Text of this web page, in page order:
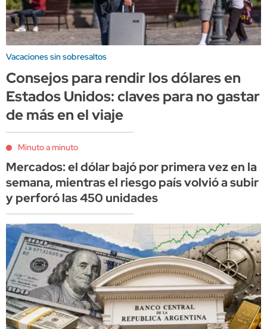
Vacaciones sin sobresaltos
Consejos para rendir los dólares en
Estados Unidos: claves para no gastar
de más en el viaje
Minuto a minuto
Mercados: el dólar bajó por primera vez en la
semana, mientras el riesgo país volvió a subir
y perforó las 450 unidades